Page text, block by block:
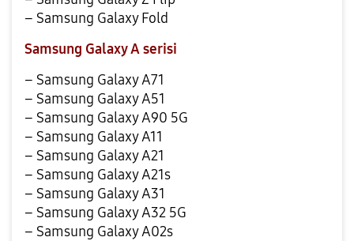
– Samsung Galaxy Fold
Samsung Galaxy A serisi
– Samsung Galaxy A71
– Samsung Galaxy A51
– Samsung Galaxy A90 5G
– Samsung Galaxy A11
– Samsung Galaxy A21
– Samsung Galaxy A21s
– Samsung Galaxy A31
– Samsung Galaxy A32 5G
– Samsung Galaxy A02s